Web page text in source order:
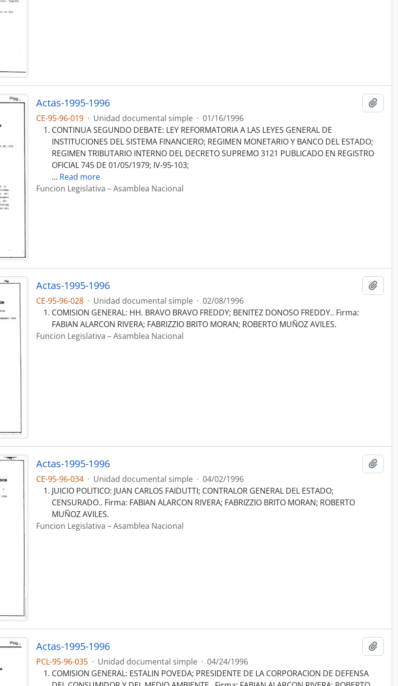
Actas-1995-1996
CE-95-96-019 · Unidad documental simple · 01/16/1996
CONTINUA SEGUNDO DEBATE: LEY REFORMATORIA A LAS LEYES GENERAL DE
INSTITUCIONES DEL SISTEMA FINANCIERO; REGIMEN MONETARIO Y BANCO DEL ESTADO;
REGIMEN TRIBUTARIO INTERNO DEL DECRETO SUPREMO 3121 PUBLICADO EN REGISTRO
OFICIAL 745 DE 01/05/1979; IV-95-103;
… Read more
Funcion Legislativa – Asamblea Nacional
Actas-1995-1996
CE-95-96-028 · Unidad documental simple · 02/08/1996
COMISION GENERAL: HH. BRAVO BRAVO FREDDY; BENITEZ DONOSO FREDDY.. Firma:
FABIAN ALARCON RIVERA; FABRIZZIO BRITO MORAN; ROBERTO MUÑOZ AVILES.
Funcion Legislativa – Asamblea Nacional
Actas-1995-1996
CE-95-96-034 · Unidad documental simple · 04/02/1996
JUICIO POLITICO: JUAN CARLOS FAIDUTTI; CONTRALOR GENERAL DEL ESTADO;
CENSURADO.. Firma: FABIAN ALARCON RIVERA; FABRIZZIO BRITO MORAN; ROBERTO
MUÑOZ AVILES.
Funcion Legislativa – Asamblea Nacional
Actas-1995-1996
PCL-95-96-035 · Unidad documental simple · 04/24/1996
COMISION GENERAL: ESTALIN POVEDA; PRESIDENTE DE LA CORPORACION DE DEFENSA